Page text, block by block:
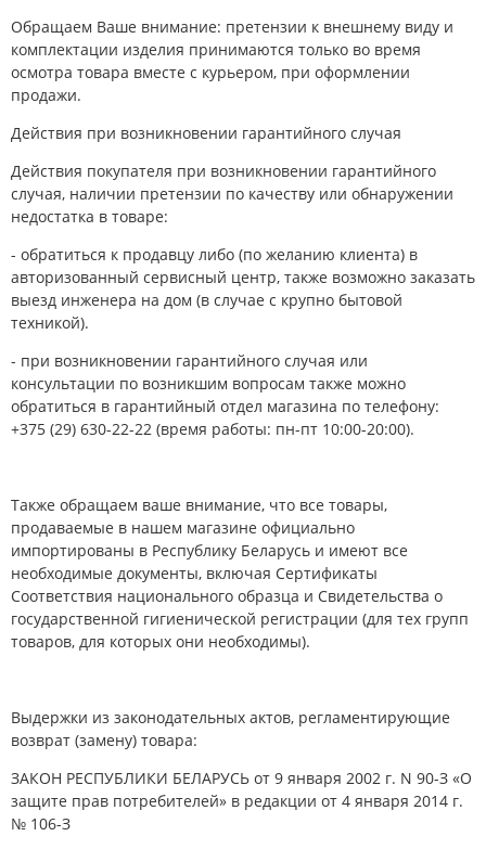
Обращаем Ваше внимание: претензии к внешнему виду и
комплектации изделия принимаются только во время
осмотра товара вместе с курьером, при оформлении
продажи.
Действия при возникновении гарантийного случая
Действия покупателя при возникновении гарантийного
случая, наличии претензии по качеству или обнаружении
недостатка в товаре:
- обратиться к продавцу либо (по желанию клиента) в
авторизованный сервисный центр, также возможно заказать
выезд инженера на дом (в случае с крупно бытовой
техникой).
- при возникновении гарантийного случая или
консультации по возникшим вопросам также можно
обратиться в гарантийный отдел магазина по телефону:
+375 (29) 630-22-22 (время работы: пн-пт 10:00-20:00).
Также обращаем ваше внимание, что все товары,
продаваемые в нашем магазине официально
импортированы в Республику Беларусь и имеют все
необходимые документы, включая Сертификаты
Соответствия национального образца и Свидетельства о
государственной гигиенической регистрации (для тех групп
товаров, для которых они необходимы).
Выдержки из законодательных актов, регламентирующие
возврат (замену) товара:
ЗАКОН РЕСПУБЛИКИ БЕЛАРУСЬ от 9 января 2002 г. N 90-З «О
защите прав потребителей» в редакции от 4 января 2014 г.
№ 106-З